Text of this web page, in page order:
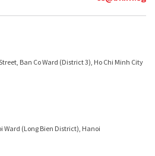
Ban Co Ward (District 3), Ho Chi Minh City
Ward (Long Bien District), Hanoi